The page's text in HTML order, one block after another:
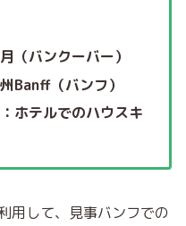
（バンクーバー）
Banff（バンフ）
ホテルでのハウスキ
用して、見事バンフでの